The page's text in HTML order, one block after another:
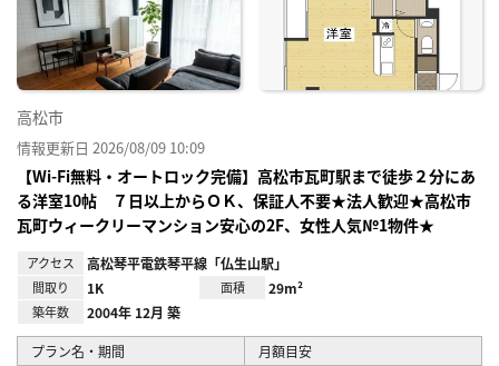
高松市
情報更新日 2026/08/09 10:09
【Wi-Fi無料・オートロック完備】高松市瓦町駅まで徒歩２分にあ
る洋室10帖 ７日以上からＯＫ、保証人不要★法人歓迎★高松市
瓦町ウィークリーマンション安心の2F、女性人気№1物件★
アクセス 高松琴平電鉄琴平線「仏生山駅」
間取り 1K 面積 29m²
築年数 2004年 12月 築
プラン名・期間 月額目安